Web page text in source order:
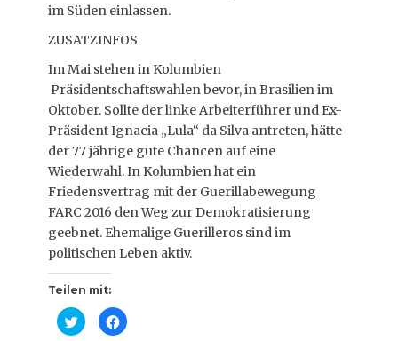
im Süden einlassen.
ZUSATZINFOS
Im Mai stehen in Kolumbien
Präsidentschaftswahlen bevor, in Brasilien im
Oktober. Sollte der linke Arbeiterführer und Ex-
Präsident Ignacia „Lula“ da Silva antreten, hätte
der 77 jährige gute Chancen auf eine
Wiederwahl. In Kolumbien hat ein
Friedensvertrag mit der Guerillabewegung
FARC 2016 den Weg zur Demokratisierung
geebnet. Ehemalige Guerilleros sind im
politischen Leben aktiv.
Teilen mit:
K
l
K
l